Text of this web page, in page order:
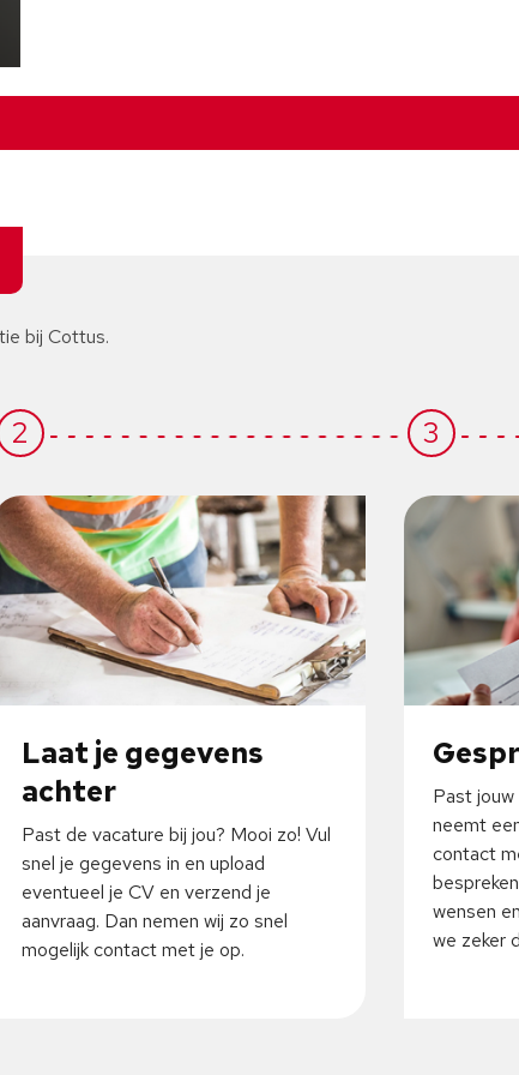
bij Cottus.
2
Laat je gegevens
achter
Past de vacature bij jou? Mooi zo! Vul
snel je gegevens in en upload
eventueel je CV en verzend je
aanvraag. Dan nemen wij zo snel
mogelijk contact met je op.
3
Past
neemt
contact
wensen
we zeker